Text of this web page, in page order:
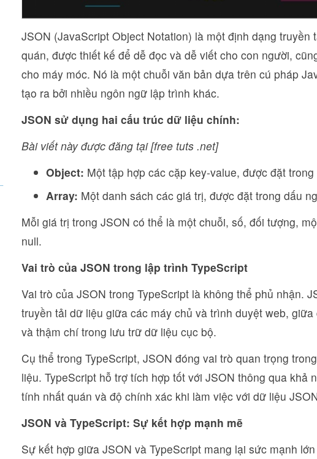
JSON (JavaScript Object Notation) là một định dạng truyền
quán, được thiết kế để dễ đọc và dễ viết cho con người,
cho máy móc. Nó là một chuỗi văn bản dựa trên cú pháp
tạo ra bởi nhiều ngôn ngữ lập trình khác.
JSON sử dụng hai cấu trúc dữ liệu chính:
Bài viết này được đăng tại [free tuts .net]
Object: Một tập hợp các cặp key-value, được đặt
Array: Một danh sách các giá trị, được đặt trong dấu
Mỗi giá trị trong JSON có thể là một chuỗi, số, đối tượng,
null.
Vai trò của JSON trong lập trình TypeScript
Vai trò của JSON trong TypeScript là không thể phủ nhận.
truyền tải dữ liệu giữa các máy chủ và trình duyệt web,
và thậm chí trong lưu trữ dữ liệu cục bộ.
Cụ thể trong TypeScript, JSON đóng vai trò quan trọng
liệu. TypeScript hỗ trợ tích hợp tốt với JSON thông qua khả
tính nhất quán và độ chính xác khi làm việc với dữ liệu
JSON và TypeScript: Sự kết hợp mạnh mẽ
Sự kết hợp giữa JSON và TypeScript mang lại sức mạnh